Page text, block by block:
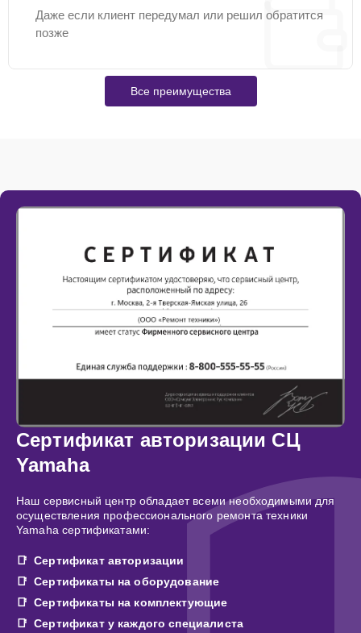
Даже если клиент передумал или решил обратится
позже
Все преимущества
Сертификат авторизации СЦ
Yamaha
Наш сервисный центр обладает всеми необходимыми для
осуществления профессионального ремонта техники
Yamaha сертификатами:
Сертификат авторизации
Сертификаты на оборудование
Сертификаты на комплектующие
Сертификат у каждого специалиста